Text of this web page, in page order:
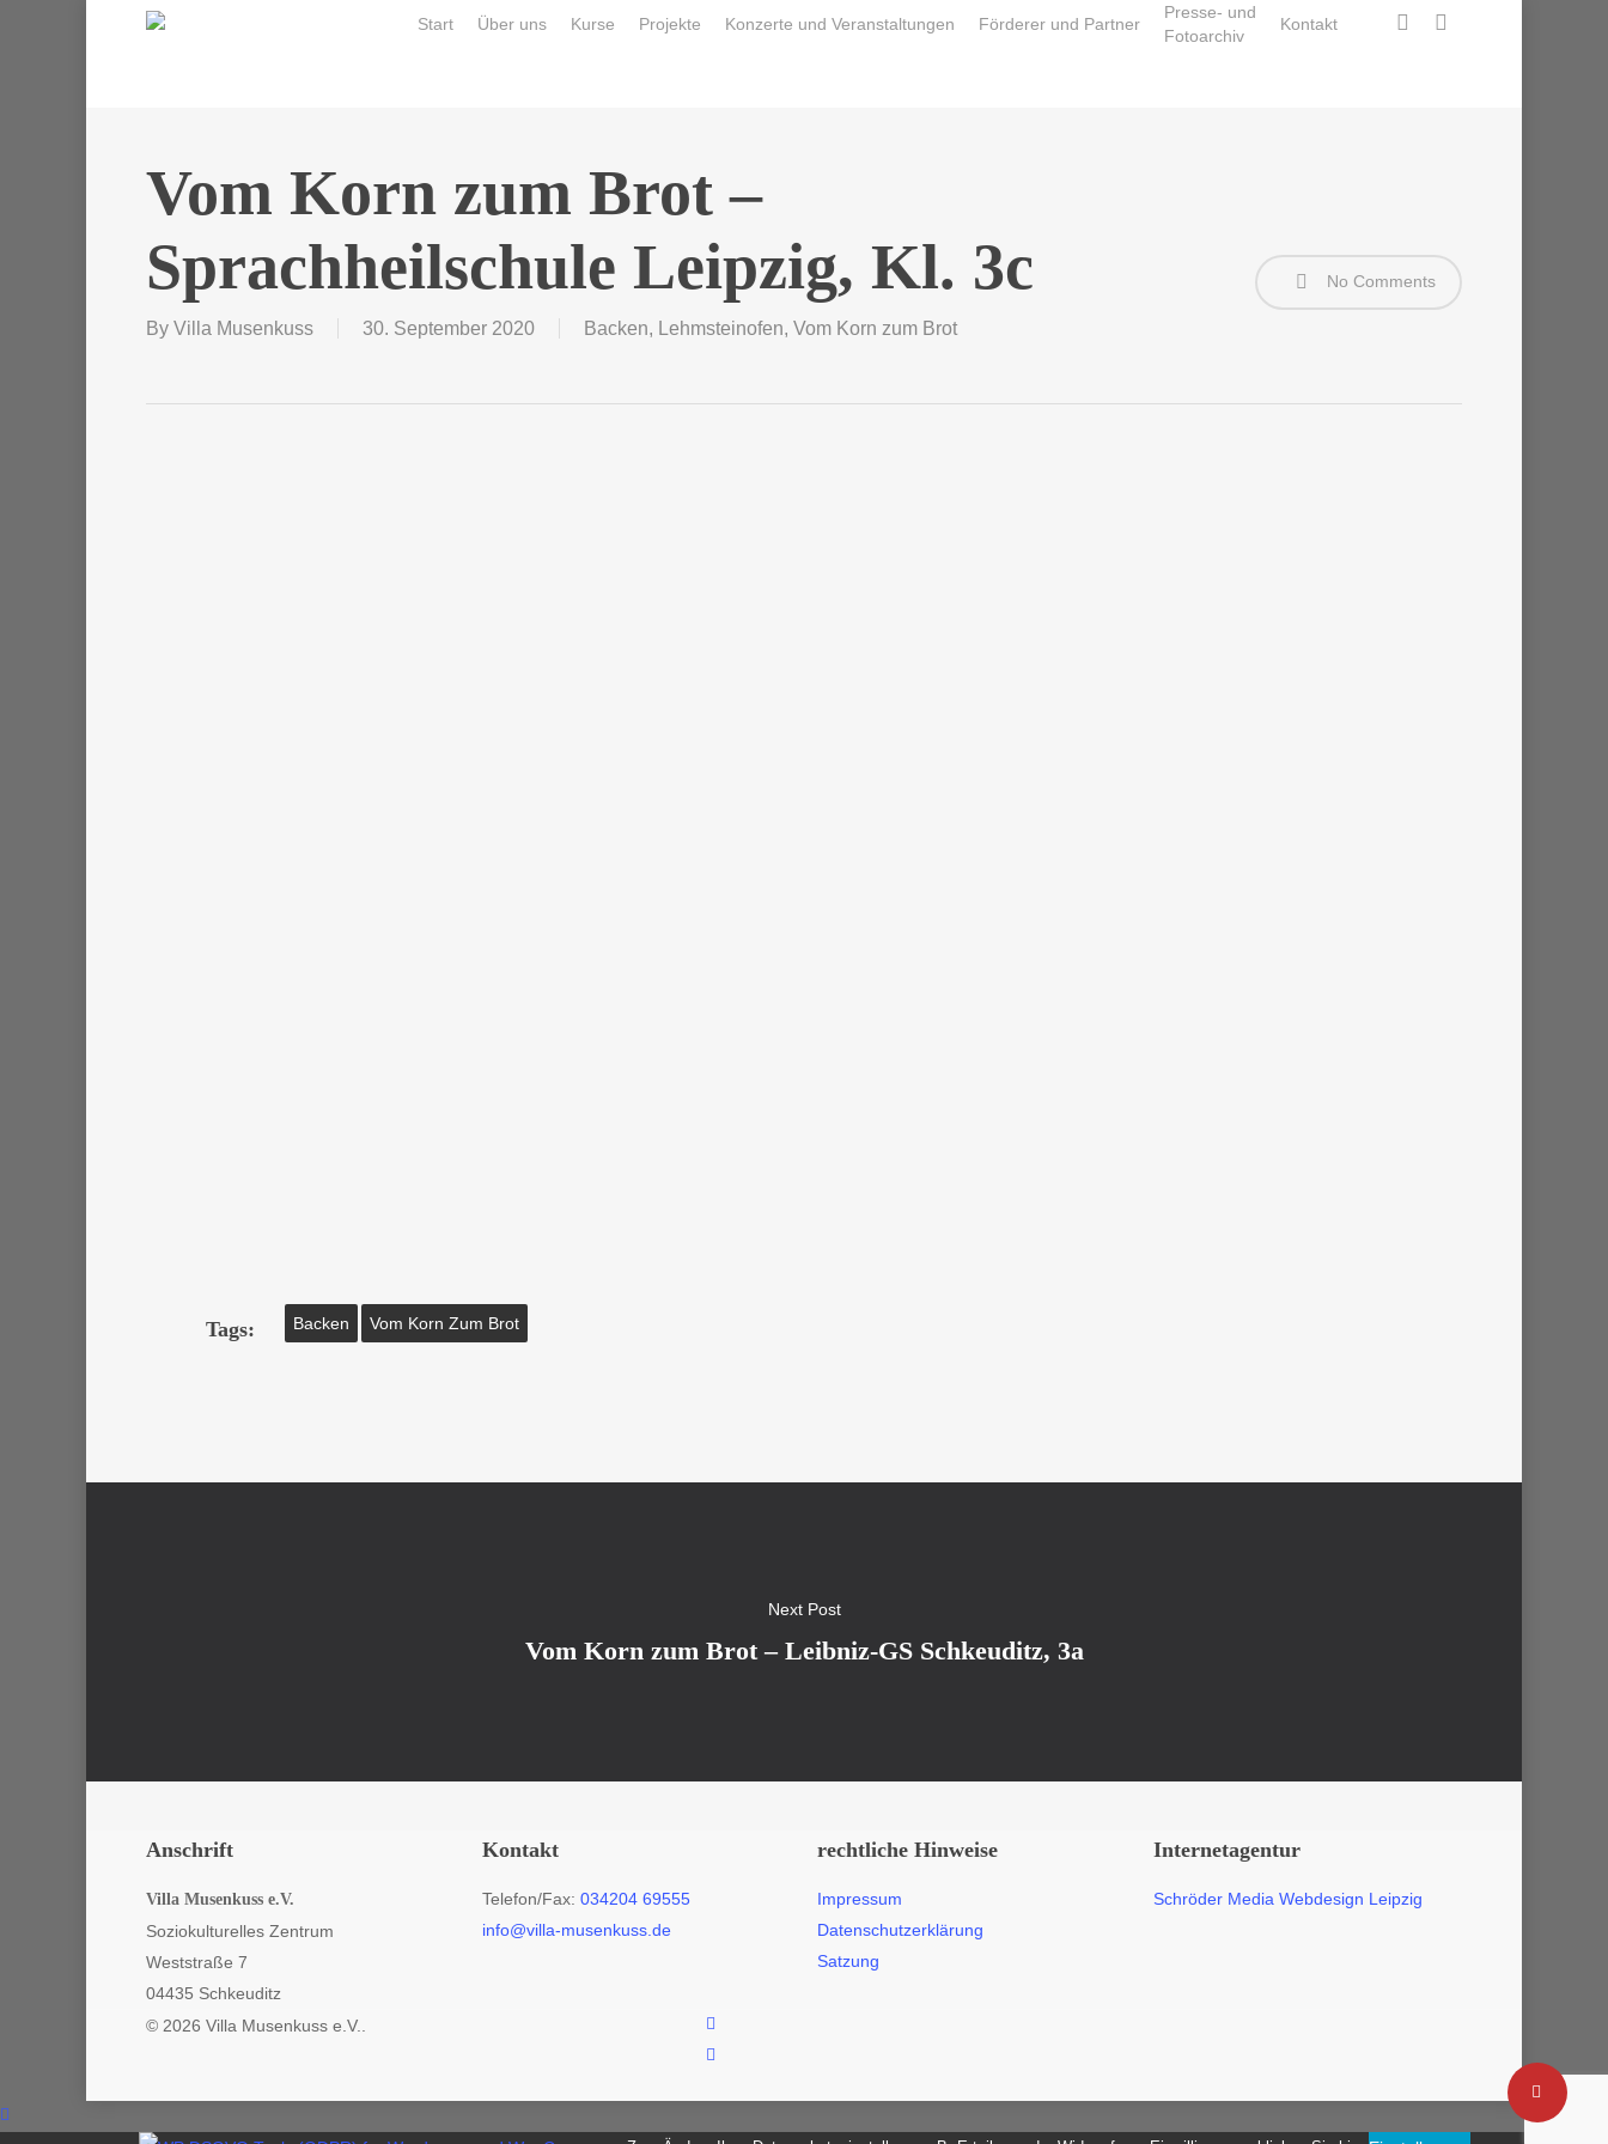
Start Über uns Kurse Projekte Konzerte und Veranstaltungen Förderer und Partner
Presse- und
Fotoarchiv
Kontakt facebookinstagram
Vom Korn zum Brot –
Sprachheilschule Leipzig, Kl. 3c
By Villa Musenkuss 30. September 2020 Backen, Lehmsteinofen, Vom Korn zum Brot
No Comments
Tags: Backen Vom Korn Zum Brot
Next Post
Vom Korn zum Brot – Leibniz-GS Schkeuditz, 3a
Anschrift
Villa Musenkuss e.V.
Soziokulturelles Zentrum
Weststraße 7
04435 Schkeuditz
Kontakt
Telefon/Fax: 034204 69555
info@villa-musenkuss.de
rechtliche Hinweise
Impressum
Datenschutzerklärung
Satzung
Internetagentur
Schröder Media Webdesign Leipzig
© 2026 Villa Musenkuss e.V..
facebook
instagram